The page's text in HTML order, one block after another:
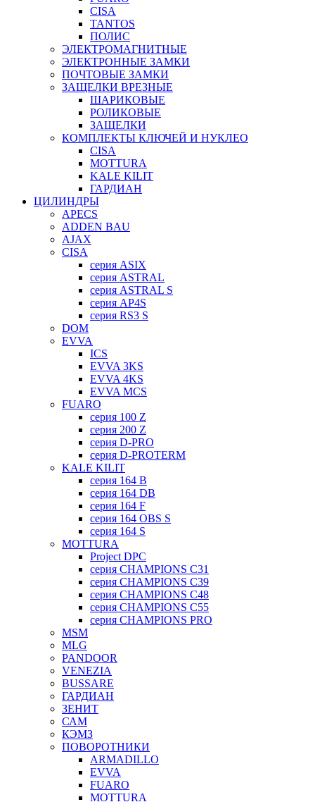
CISA
TANTOS
ПОЛИС
ЭЛЕКТРОМАГНИТНЫЕ
ЭЛЕКТРОННЫЕ ЗАМКИ
ПОЧТОВЫЕ ЗАМКИ
ЗАЩЕЛКИ ВРЕЗНЫЕ
ШАРИКОВЫЕ
РОЛИКОВЫЕ
ЗАЩЕЛКИ
КОМПЛЕКТЫ КЛЮЧЕЙ И НУКЛЕО
CISA
MOTTURA
KALE KILIT
ГАРДИАН
ЦИЛИНДРЫ
APECS
ADDEN BAU
AJAX
CISA
серия ASIX
серия ASTRAL
серия ASTRAL S
серия AP4S
серия RS3 S
DOM
EVVA
ICS
EVVA 3KS
EVVA 4KS
EVVA MCS
FUARO
серия 100 Z
серия 200 Z
серия D-PRO
серия D-PROTERM
KALE KILIT
серия 164 B
серия 164 DB
серия 164 F
серия 164 OBS S
серия 164 S
MOTTURA
Project DPC
серия CHAMPIONS C31
серия CHAMPIONS C39
серия CHAMPIONS C48
серия CHAMPIONS C55
серия CHAMPIONS PRO
MSM
MLG
PANDOOR
VENEZIA
BUSSARE
ГАРДИАН
ЗЕНИТ
САМ
КЭМЗ
ПОВОРОТНИКИ
ARMADILLO
EVVA
FUARO
MOTTURA